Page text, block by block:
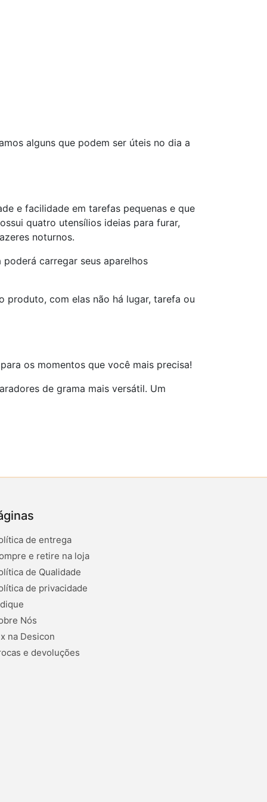
alguns que podem ser úteis no dia a
e facilidade em tarefas pequenas e que
quatro utensílios ideias para furar,
noturnos.
carregar seus aparelhos
produto, com elas não há lugar, tarefa ou
os momentos que você mais precisa!
de grama mais versátil. Um
de entrega
e retire na loja
de Qualidade
de privacidade
Nós
na Desicon
e devoluções